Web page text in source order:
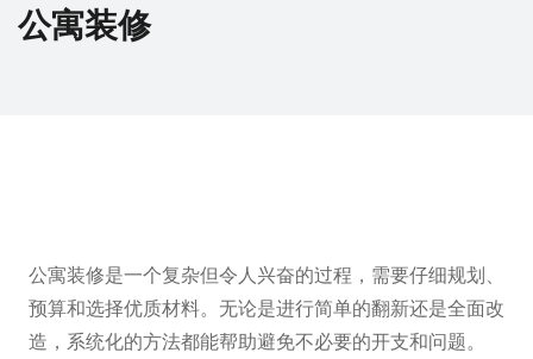
公寓装修
公寓装修是一个复杂但令人兴奋的过程，需要仔细规划、
预算和选择优质材料。无论是进行简单的翻新还是全面改
造，系统化的方法都能帮助避免不必要的开支和问题。